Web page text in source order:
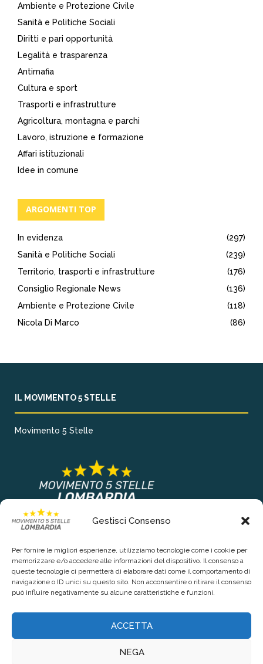
Gestisci Consenso
Per fornire le migliori esperienze, utilizziamo tecnologie come i cookie per
memorizzare e/o accedere alle informazioni del dispositivo. Il consenso a
queste tecnologie ci permetterà di elaborare dati come il comportamento di
navigazione o ID unici su questo sito. Non acconsentire o ritirare il consenso
può influire negativamente su alcune caratteristiche e funzioni.
ACCETTA
NEGA
Ambiente e Protezione Civile
Sanità e Politiche Sociali
Diritti e pari opportunità
Legalità e trasparenza
Antimafia
Cultura e sport
Trasporti e infrastrutture
Agricoltura, montagna e parchi
Lavoro, istruzione e formazione
Affari istituzionali
Idee in comune
ARGOMENTI TOP
In evidenza
(297)
Sanità e Politiche Sociali
(239)
Territorio, trasporti e infrastrutture
(176)
Consiglio Regionale News
(136)
Ambiente e Protezione Civile
(118)
Nicola Di Marco
(86)
IL MOVIMENTO 5 STELLE
Movimento 5 Stelle
COLLEGAMENTI PRINCIPALI
Contattaci
Privacy Policy